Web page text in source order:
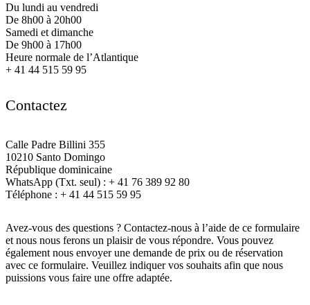
Du lundi au vendredi
De 8h00 à 20h00
Samedi et dimanche
De 9h00 à 17h00
Heure normale de l’Atlantique
+ 41 44 515 59 95
Contactez
Calle Padre Billini 355
10210 Santo Domingo
République dominicaine
WhatsApp (Txt. seul) : + 41 76 389 92 80
Téléphone : + 41 44 515 59 95
Avez-vous des questions ? Contactez-nous à l’aide de ce formulaire
et nous nous ferons un plaisir de vous répondre. Vous pouvez
également nous envoyer une demande de prix ou de réservation
avec ce formulaire. Veuillez indiquer vos souhaits afin que nous
puissions vous faire une offre adaptée.